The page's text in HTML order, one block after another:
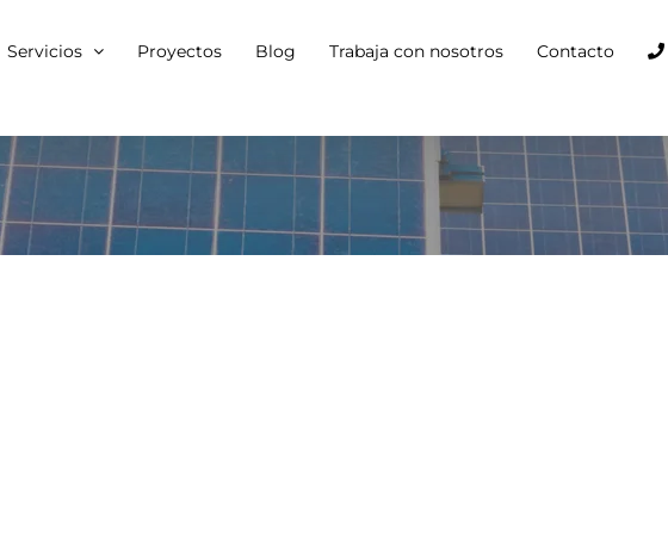
Servicios Proyectos Blog Trabaja con nosotros Contacto